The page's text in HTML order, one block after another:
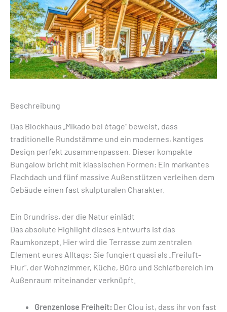
Beschreibung
Das Blockhaus „Mikado bel étage“ beweist, dass
traditionelle Rundstämme und ein modernes, kantiges
Design perfekt zusammenpassen. Dieser kompakte
Bungalow bricht mit klassischen Formen: Ein markantes
Flachdach und fünf massive Außenstützen verleihen dem
Gebäude einen fast skulpturalen Charakter.
Ein Grundriss, der die Natur einlädt
Das absolute Highlight dieses Entwurfs ist das
Raumkonzept. Hier wird die Terrasse zum zentralen
Element eures Alltags: Sie fungiert quasi als „Freiluft-
Flur“, der Wohnzimmer, Küche, Büro und Schlafbereich im
Außenraum miteinander verknüpft.
Grenzenlose Freiheit: Der Clou ist, dass ihr von fast